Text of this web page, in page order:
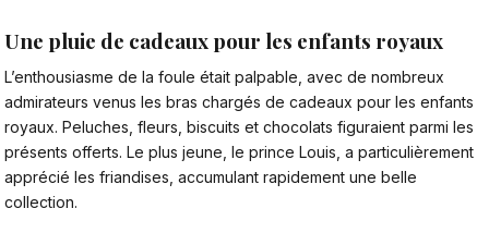
Une pluie de cadeaux pour les enfants royaux
L’enthousiasme de la foule était palpable, avec de nombreux
admirateurs venus les bras chargés de cadeaux pour les enfants
royaux. Peluches, fleurs, biscuits et chocolats figuraient parmi les
présents offerts. Le plus jeune, le prince Louis, a particulièrement
apprécié les friandises, accumulant rapidement une belle
collection.